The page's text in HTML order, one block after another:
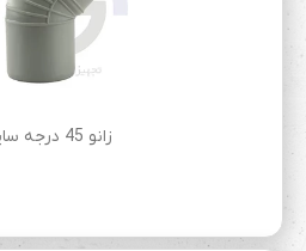
زانو 45 درجه سایز 63